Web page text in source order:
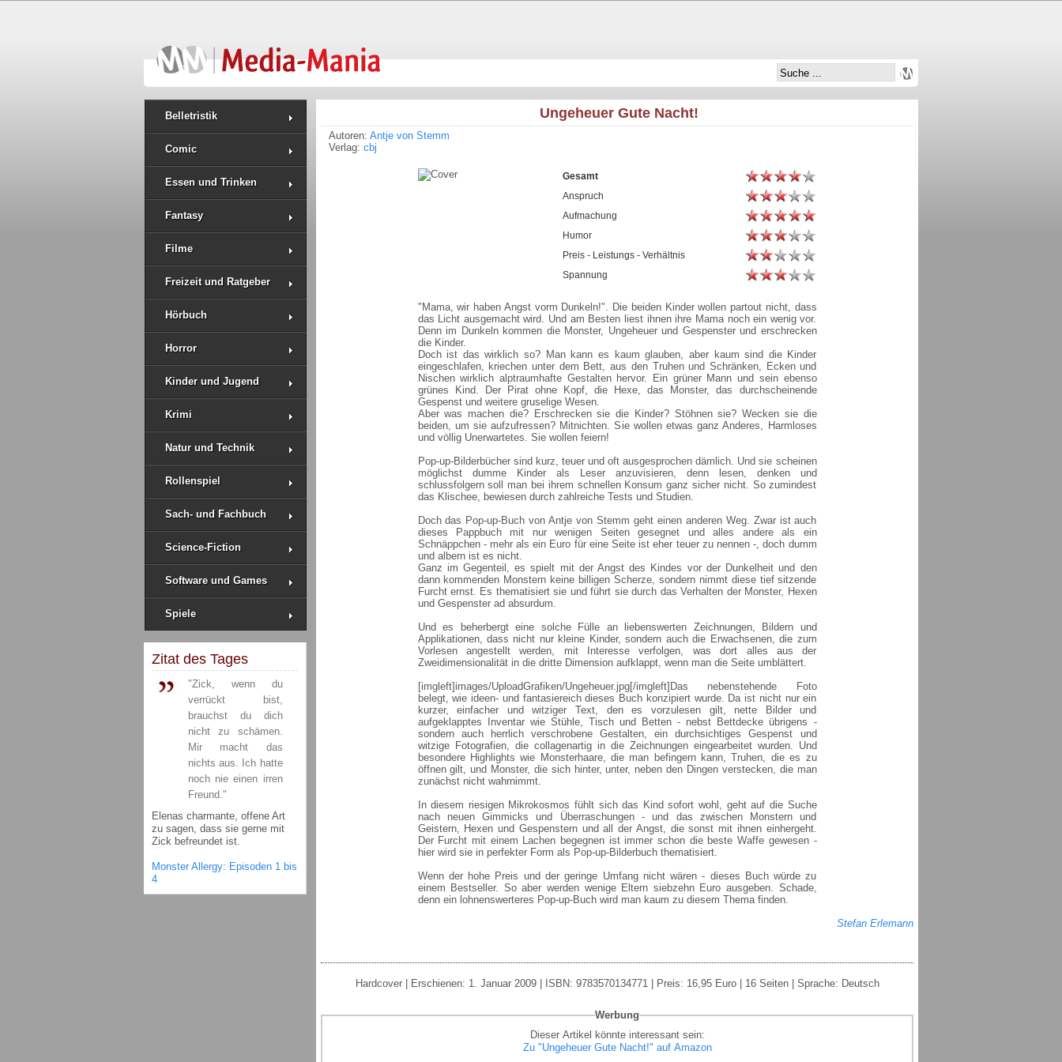
Belletristik
Comic
Essen und Trinken
Fantasy
Filme
Freizeit und Ratgeber
Hörbuch
Horror
Kinder und Jugend
Krimi
Natur und Technik
Rollenspiel
Sach- und Fachbuch
Science-Fiction
Software und Games
Spiele
Zitat des Tages
"Zick, wenn du
verrückt bist,
brauchst du dich
nicht zu schämen.
Mir macht das
nichts aus. Ich hatte
noch nie einen irren
Freund."
Elenas charmante, offene Art
zu sagen, dass sie gerne mit
Zick befreundet ist.
Monster Allergy: Episoden 1 bis
4
Ungeheuer Gute Nacht!
Autoren: Antje von Stemm
Verlag: cbj
Gesamt
Anspruch
Aufmachung
Humor
Preis - Leistungs - Verhältnis
Spannung
"Mama, wir haben Angst vorm Dunkeln!". Die beiden Kinder wollen partout nicht, dass
das Licht ausgemacht wird. Und am Besten liest ihnen ihre Mama noch ein wenig vor.
Denn im Dunkeln kommen die Monster, Ungeheuer und Gespenster und erschrecken
die Kinder.
Doch ist das wirklich so? Man kann es kaum glauben, aber kaum sind die Kinder
eingeschlafen, kriechen unter dem Bett, aus den Truhen und Schränken, Ecken und
Nischen wirklich alptraumhafte Gestalten hervor. Ein grüner Mann und sein ebenso
grünes Kind. Der Pirat ohne Kopf, die Hexe, das Monster, das durchscheinende
Gespenst und weitere gruselige Wesen.
Aber was machen die? Erschrecken sie die Kinder? Stöhnen sie? Wecken sie die
beiden, um sie aufzufressen? Mitnichten. Sie wollen etwas ganz Anderes, Harmloses
und völlig Unerwartetes. Sie wollen feiern!
Pop-up-Bilderbücher sind kurz, teuer und oft ausgesprochen dämlich. Und sie scheinen
möglichst dumme Kinder als Leser anzuvisieren, denn lesen, denken und
schlussfolgern soll man bei ihrem schnellen Konsum ganz sicher nicht. So zumindest
das Klischee, bewiesen durch zahlreiche Tests und Studien.
Doch das Pop-up-Buch von Antje von Stemm geht einen anderen Weg. Zwar ist auch
dieses Pappbuch mit nur wenigen Seiten gesegnet und alles andere als ein
Schnäppchen - mehr als ein Euro für eine Seite ist eher teuer zu nennen -, doch dumm
und albern ist es nicht.
Ganz im Gegenteil, es spielt mit der Angst des Kindes vor der Dunkelheit und den
dann kommenden Monstern keine billigen Scherze, sondern nimmt diese tief sitzende
Furcht ernst. Es thematisiert sie und führt sie durch das Verhalten der Monster, Hexen
und Gespenster ad absurdum.
Und es beherbergt eine solche Fülle an liebenswerten Zeichnungen, Bildern und
Applikationen, dass nicht nur kleine Kinder, sondern auch die Erwachsenen, die zum
Vorlesen angestellt werden, mit Interesse verfolgen, was dort alles aus der
Zweidimensionalität in die dritte Dimension aufklappt, wenn man die Seite umblättert.
[imgleft]images/UploadGrafiken/Ungeheuer.jpg[/imgleft]Das nebenstehende Foto
belegt, wie ideen- und fantasiereich dieses Buch konzipiert wurde. Da ist nicht nur ein
kurzer, einfacher und witziger Text, den es vorzulesen gilt, nette Bilder und
aufgeklapptes Inventar wie Stühle, Tisch und Betten - nebst Bettdecke übrigens -
sondern auch herrlich verschrobene Gestalten, ein durchsichtiges Gespenst und
witzige Fotografien, die collagenartig in die Zeichnungen eingearbeitet wurden. Und
besondere Highlights wie Monsterhaare, die man befingern kann, Truhen, die es zu
öffnen gilt, und Monster, die sich hinter, unter, neben den Dingen verstecken, die man
zunächst nicht wahrnimmt.
In diesem riesigen Mikrokosmos fühlt sich das Kind sofort wohl, geht auf die Suche
nach neuen Gimmicks und Überraschungen - und das zwischen Monstern und
Geistern, Hexen und Gespenstern und all der Angst, die sonst mit ihnen einhergeht.
Der Furcht mit einem Lachen begegnen ist immer schon die beste Waffe gewesen -
hier wird sie in perfekter Form als Pop-up-Bilderbuch thematisiert.
Wenn der hohe Preis und der geringe Umfang nicht wären - dieses Buch würde zu
einem Bestseller. So aber werden wenige Eltern siebzehn Euro ausgeben. Schade,
denn ein lohnenswerteres Pop-up-Buch wird man kaum zu diesem Thema finden.
Stefan Erlemann
Hardcover | Erschienen: 1. Januar 2009 | ISBN: 9783570134771 | Preis: 16,95 Euro | 16 Seiten | Sprache: Deutsch
Werbung
Dieser Artikel könnte interessant sein:
Zu "Ungeheuer Gute Nacht!" auf Amazon